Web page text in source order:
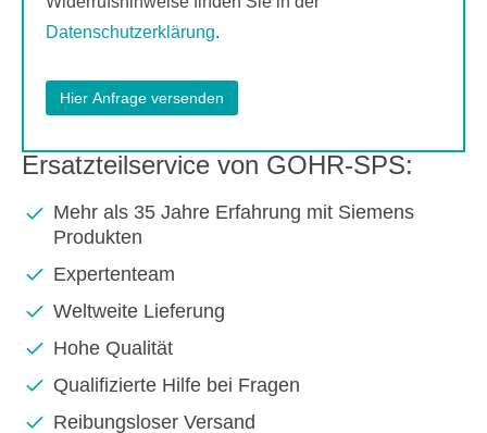
Datenschutzerklärung.
Ersatzteilservice von GOHR-SPS:
Mehr als 35 Jahre Erfahrung mit Siemens
Produkten
Expertenteam
Weltweite Lieferung
Hohe Qualität
Qualifizierte Hilfe bei Fragen
Reibungsloser Versand